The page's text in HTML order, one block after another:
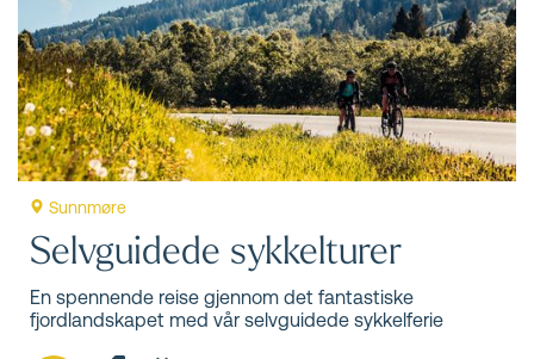
Sunnmøre
Selvguidede sykkelturer
En spennende reise gjennom det fantastiske
fjordlandskapet med vår selvguidede sykkelferie